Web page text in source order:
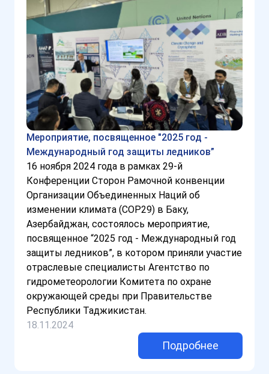
Мероприятие, посвященное "2025 год -
Международный год защиты ледников”
16 ноября 2024 года в рамках 29-й
Конференции Сторон Рамочной конвенции
Организации Объединенных Наций об
изменении климата (COP29) в Баку,
Азербайджан, состоялось мероприятие,
посвященное “2025 год - Международный год
защиты ледников”, в котором приняли участие
отраслевые специалисты Агентство по
гидрометеорологии Комитета по охране
окружающей среды при Правительстве
Республики Таджикистан.
18.11.2024
Подробнее